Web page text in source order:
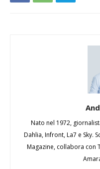
Nato nel 1972,
Dahlia, Infront, La7 e Sky.
Magazine, collabora con